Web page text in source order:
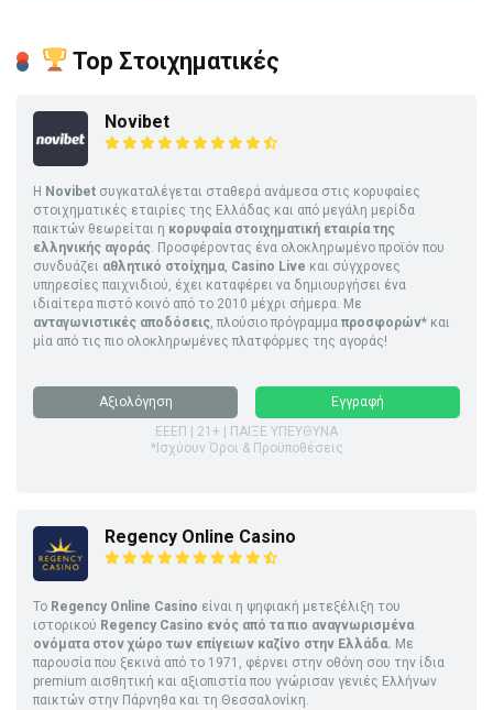
Top Στοιχηματικές
Novibet
Η Novibet συγκαταλέγεται σταθερά ανάμεσα στις κορυφαίες
στοιχηματικές εταιρίες της Ελλάδας και από μεγάλη μερίδα
παικτών θεωρείται η κορυφαία στοιχηματική εταιρία της
ελληνικής αγοράς . Προσφέροντας ένα ολοκληρωμένο προϊόν που
συνδυάζει αθλητικό στοίχημα Casino Live και σύγχρονες
υπηρεσίες παιχνιδιού, έχει καταφέρει να δημιουργήσει ένα
ιδιαίτερα πιστό κοινό από το 2010 μέχρι σήμερα. Με
ανταγωνιστικές αποδόσεις , πλούσιο πρόγραμμα προσφορών* και
μία από τις πιο ολοκληρωμένες πλατφόρμες της αγοράς!
Αξιολόγηση
Εγγραφή
ΕΕΕΠ | 21+ | ΠΑΙΞΕ ΥΠΕΥΘΥΝΑ
*Ισχύουν Όροι & Προϋποθέσεις
Regency Online Casino
Το Regency Online Casino είναι η ψηφιακή μετεξέλιξη του
ιστορικού Regency Casino ενός από τα πιο αναγνωρισμένα
ονόματα στον χώρο των επίγειων καζίνο στην Ελλάδα. Με
παρουσία που ξεκινά από το 1971, φέρνει στην οθόνη σου την ίδια
premium αισθητική και αξιοπιστία που γνώρισαν γενιές Ελλήνων
παικτών στην Πάρνηθα και τη Θεσσαλονίκη.